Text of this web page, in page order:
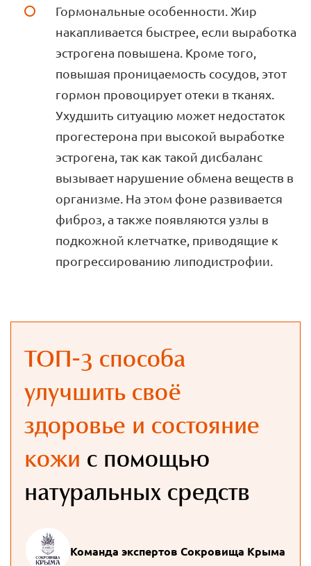
Гормональные особенности. Жир
накапливается быстрее, если выработка
эстрогена повышена. Кроме того,
повышая проницаемость сосудов, этот
гормон провоцирует отеки в тканях.
Ухудшить ситуацию может недостаток
прогестерона при высокой выработке
эстрогена, так как такой дисбаланс
вызывает нарушение обмена веществ в
организме. На этом фоне развивается
фиброз, а также появляются узлы в
подкожной клетчатке, приводящие к
прогрессированию липодистрофии.
ТОП-3 способа
улучшить своё
здоровье и состояние
кожи с помощью
натуральных средств
Команда экспертов Сокровища Крыма